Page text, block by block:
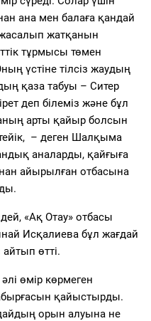
ана мен балаға қандай
жатқанын
тұрмысы төмен
үстіне тілсіз жаудың
қаза табуы – Ситер
деп білеміз және бұл
арты қайыр болсын
– деген Шалқыма
аналарды, қайғыға
айырылған отбасына
«Ақ Отау» отбасы
Исқалиева бұл жағдай
айтып өтті.
өмір көрмеген
қайыстырды.
орын алуына не